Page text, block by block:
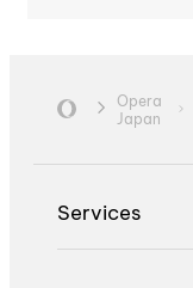
Opera
Japan
Services